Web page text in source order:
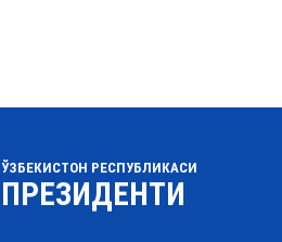
ЎЗБЕКИСТОН РЕСПУБЛИКАСИ
ПРЕЗИДЕНТИ